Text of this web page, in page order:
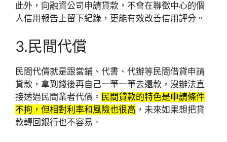
此外，向融資公司申請貸款，不會在聯徵中心的個
人信用報告上留下紀錄，更能有效改善信用評分。
3.民間代償
民間代償就是跟當鋪、代書、代辦等民間借貸申請
貸款，拿到錢後再自己一筆一筆去還款，沒辦法直
接透過民間業者代償。 民間貸款的特色是申請條件
不拘，但相對利率和風險也很高 ，未來如果想把貸
款轉回銀行也不容易。